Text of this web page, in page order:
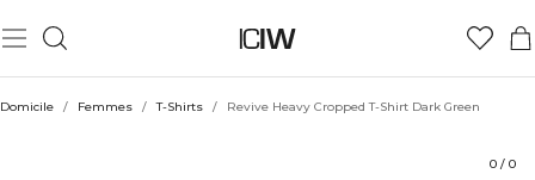
Domicile / Femmes / T-Shirts / Revive Heavy Cropped T-Shirt Dark Green
0 / 0